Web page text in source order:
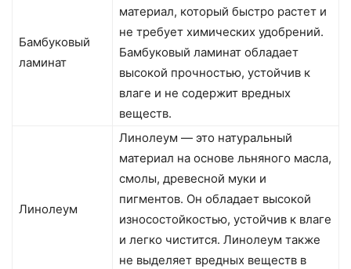
Бамбуковый
ламинат
материал, который быстро растет и
не требует химических удобрений.
Бамбуковый ламинат обладает
высокой прочностью, устойчив к
влаге и не содержит вредных
веществ.
Линолеум
Линолеум — это натуральный
материал на основе льняного масла,
смолы, древесной муки и
пигментов. Он обладает высокой
износостойкостью, устойчив к влаге
и легко чистится. Линолеум также
не выделяет вредных веществ в